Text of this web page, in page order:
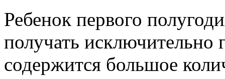
Ребенок первого
получать исключительно
содержится большое